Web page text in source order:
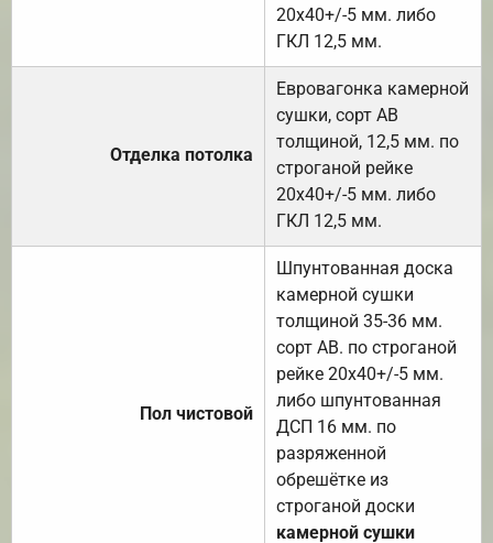
20х40+/-5 мм. либо
ГКЛ 12,5 мм.
Отделка потолка
Евровагонка камерной
сушки, сорт АВ
толщиной, 12,5 мм. по
строганой рейке
20х40+/-5 мм. либо
ГКЛ 12,5 мм.
Пол чистовой
Шпунтованная доска
камерной сушки
толщиной 35-36 мм.
сорт АВ. по строганой
рейке 20х40+/-5 мм.
либо шпунтованная
ДСП 16 мм. по
разряженной
обрешётке из
строганой доски
камерной сушки